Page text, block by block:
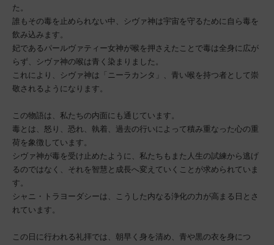
た。
誰もその毒を止められない中、シヴァ神は宇宙を守るために自ら毒を
飲み込みます。
妃であるパールヴァティー女神が喉を押さえたことで毒は全身に広が
らず、シヴァ神の喉は青く染まりました。
これにより、シヴァ神は「ニーラカンタ」、青い喉を持つ者として崇
敬されるようになります。
この物語は、私たちの内面にも通じています。
毒とは、怒り、恐れ、執着、過去の行いによって積み重なった心の重
荷を象徴しています。
シヴァ神が毒を受け止めたように、私たちもまた人生の試練から逃げ
るのではなく、それを智慧と成長へ変えていくことが求められていま
す。
シャニ・トラヨーダシーは、こうした内なる浄化の力が高まる日とさ
れています。
この日に行われる礼拝では、朝早く身を清め、青や黒の衣を身につ